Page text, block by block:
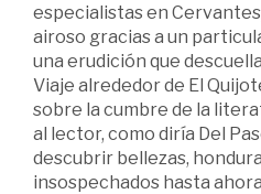
especialistas en
airoso gracias a un
una erudición que
Viaje alrededor de El
sobre la cumbre de la
al lector, como diría Del
descubrir bellezas,
insospechados hasta